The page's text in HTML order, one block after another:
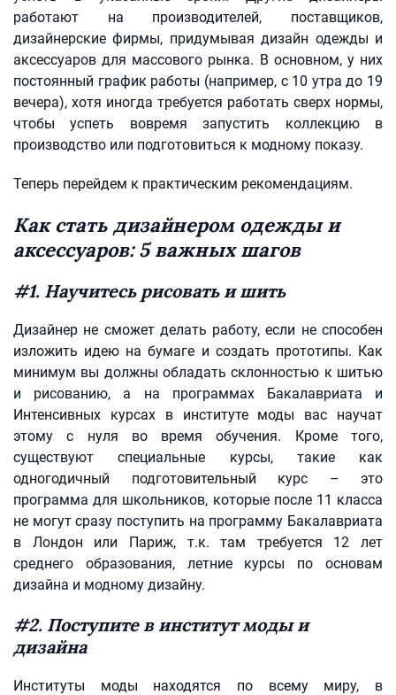
работают на производителей, поставщиков,
дизайнерские фирмы, придумывая дизайн одежды и
аксессуаров для массового рынка. В основном, у них
постоянный график работы (например, с 10 утра до 19
вечера), хотя иногда требуется работать сверх нормы,
чтобы успеть вовремя запустить коллекцию в
производство или подготовиться к модному показу.
Теперь перейдем к практическим рекомендациям.
Как стать дизайнером одежды и
аксессуаров: 5 важных шагов
#1. Научитесь рисовать и шить
Дизайнер не сможет делать работу, если не способен
изложить идею на бумаге и создать прототипы. Как
минимум вы должны обладать склонностью к шитью
и рисованию, а на программах Бакалавриата и
Интенсивных курсах в институте моды вас научат
этому с нуля во время обучения. Кроме того,
существуют специальные курсы, такие как
одногодичный подготовительный курс – это
программа для школьников, которые после 11 класса
не могут сразу поступить на программу Бакалавриата
в Лондон или Париж, т.к. там требуется 12 лет
среднего образования, летние курсы по основам
дизайна и модному дизайну.
#2. Поступите в институт моды и
дизайна
Институты моды находятся по всему миру, в